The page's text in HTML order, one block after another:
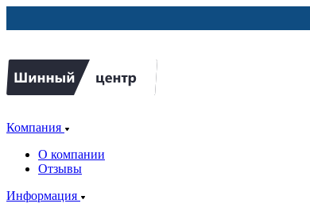
Компания
О компании
Отзывы
Информация